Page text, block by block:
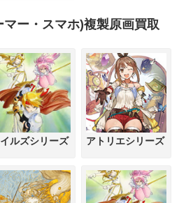
ー・スマホ)複製原画買取
ルズシリーズ アトリエシリーズ